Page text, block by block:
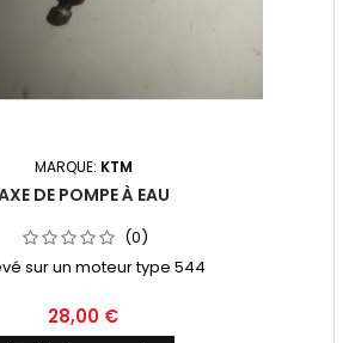
MARQUE: KTM
DE POMPE À EAU
(0)
sur un moteur type 544
28,00 €